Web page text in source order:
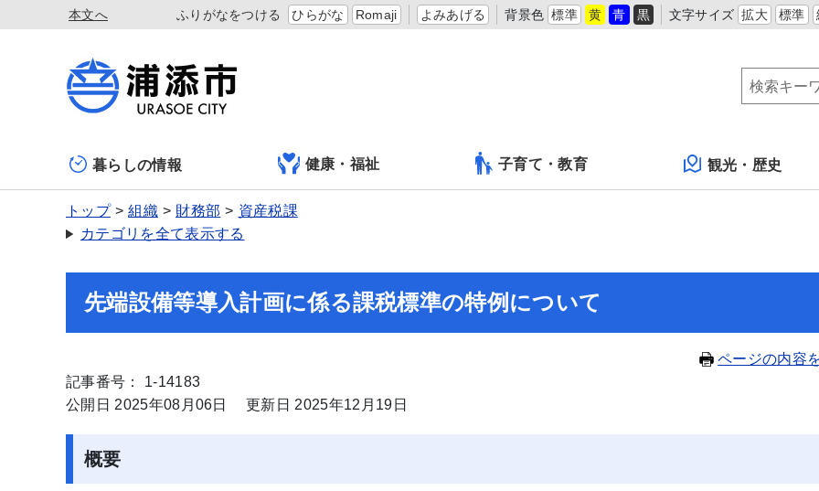
本文へ ふりがなをつける ひらがな Romaji よみあげる 背景色 標準 黄 青 黒 文字サイズ 拡大 標準
暮らしの情報 健康・福祉 子育て・教育 観光・歴史
トップ 組織 財務部
資産税課
カテゴリを全て表示する
先端設備等導入計画に係る課税標準の特例について
ページの内容
記事番号： 1-14183
公開日 2025年08月06日
更新日 2025年12月19日
概要